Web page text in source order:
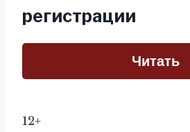
регистрации
Читать
12+